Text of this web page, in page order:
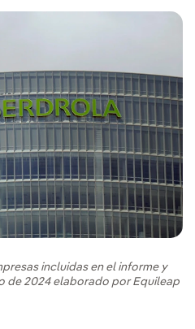
incluidas en el informe y
de 2024 elaborado por Equileap